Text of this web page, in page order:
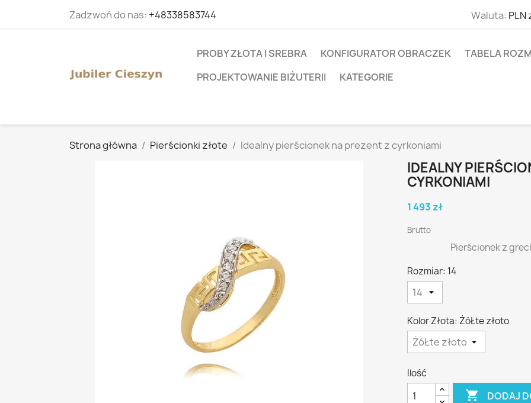
Zadzwoń do nas: +48338583744 Waluta: PLN
PROBY ZŁOTA I SREBRA KONFIGURATOR OBRACZEK
TABELA
PROJEKTOWANIE BIŻUTERII
KATEGORIE
Strona główna Pierścionki złote Idealny pierścionek na prezent z cyrkoniami
IDEALNY
CYRKONIAMI
1 493 zł
Brutto
Pierścionek z
Rozmiar: 14
Kolor Złota: ŻóŁte złoto
Ilość
 DODAJ